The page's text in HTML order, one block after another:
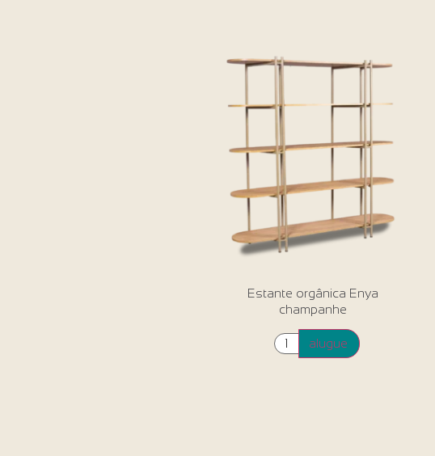
Estante orgânica Enya
champanhe
alugue